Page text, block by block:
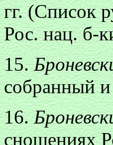
гг. (Список
Рос. нац. б-
15.
собранный
16.
сношениях